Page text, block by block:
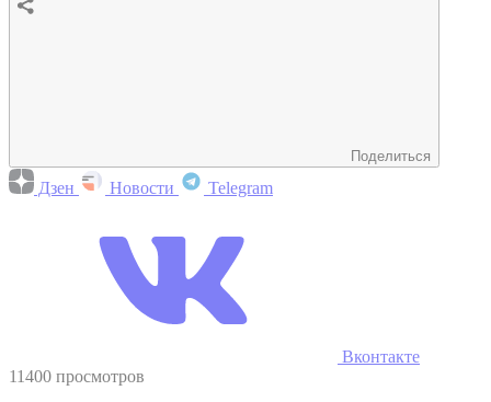
Поделиться
Дзен Новости Telegram
Вконтакте
11400 просмотров